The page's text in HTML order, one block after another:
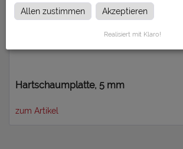
Hartschaumplatte, 5 mm
zum Artikel
Allen zustimmen Akzeptieren
Realisiert mit Klaro!